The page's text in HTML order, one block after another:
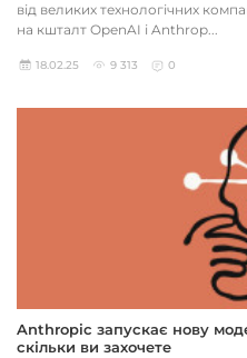
від великих технологічних
на кшталт OpenAI і Anthrop...
18.02.25 9 313 0
Anthropic запускає нову
скільки ви захочете